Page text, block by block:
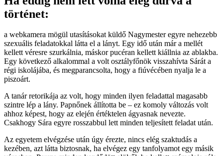
történet:
a webkamera mögül utasításokat küldő Nagymester egyre nehezebb
szexuális feladatokkal látta el a lányt. Egy idő után már a mellét
kellett véresre szurkálnia, máskor pucéran kellett kiállnia az ablakba.
Egy következő alkalommal a volt osztályfőnök visszahívta Sárát a
régi iskolájába, és megparancsolta, hogy a fiúvécében nyalja le a
piszoárt.
A tanár retorikája az volt, hogy minden ilyen feladattal magasabb
szintre lép a lány. Papnőnek állította be – ez komoly változás volt
ahhoz képest, hogy az elején értéktelen ágyasnak nevezte.
Csakhogy Sára egyre rosszabbul lett minden teljesített feladat után.
Az egyetem elvégzése után úgy érezte, nincs elég szaktudás a
kezében, azt látta biztosnak, ha elvégez egy tanfolyamot egy másik